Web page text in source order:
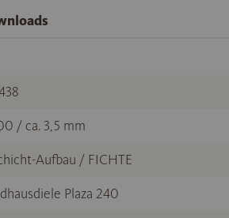
/ ca. 3,5 mm
Aufbau / FICHTE
Plaza 240